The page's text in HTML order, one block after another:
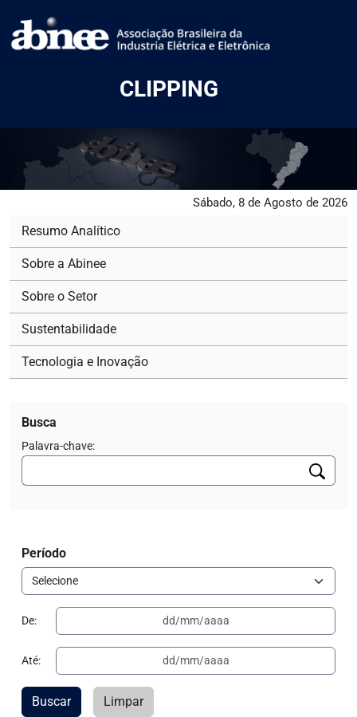
CLIPPING
Sábado, 8 de Agosto de 2026
Resumo Analítico
Sobre a Abinee
Sobre o Setor
Sustentabilidade
Tecnologia e Inovação
Busca
Palavra-chave:
Período
De:
Até:
Buscar Limpar